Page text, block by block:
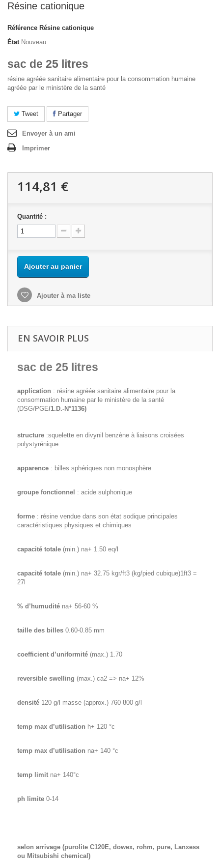
Résine cationique
Référence Résine cationique
État Nouveau
sac de 25 litres
résine agréée sanitaire alimentaire pour la consommation humaine
agréée par le ministère de la santé
Tweet Partager
Envoyer à un ami
Imprimer
114,81 €
Quantité :
Ajouter au panier
Ajouter à ma liste
EN SAVOIR PLUS
sac de 25 litres
application : résine agréée sanitaire alimentaire pour la
consommation humaine par le ministère de la santé
(DSG/PGE/1.D.-N°1136)
structure :squelette en divynil benzène à liaisons croisées
polystyrénique
apparence : billes sphériques non monosphère
groupe fonctionnel : acide sulphonique
forme : résine vendue dans son état sodique principales
caractéristiques physiques et chimiques
capacité totale (min.) na+ 1.50 eq/l
capacité totale (min.) na+ 32.75 kgr/ft3 (kg/pied cubique)1ft3 =
27l
% d’humudité na+ 56-60 %
taille des billes 0.60-0.85 mm
coefficient d’uniformité (max.) 1.70
reversible swelling (max.) ca2 => na+ 12%
densité 120 g/l masse (approx.) 760-800 g/l
temp max d’utilisation h+ 120 °c
temp max d’utilisation na+ 140 °c
temp limit na+ 140°c
ph limite 0-14
selon arrivage (purolite C120E, dowex, rohm, pure, Lanxess
ou Mitsubishi chemical)